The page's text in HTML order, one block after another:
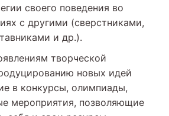
своего поведения во
с другими (сверстниками,
и др.).
творческой
новых идей
в конкурсы, олимпиады,
мероприятия, позволяющие